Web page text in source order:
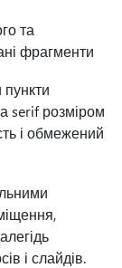
та
фрагменти
serif розміром
і обмежений
і слайдів.